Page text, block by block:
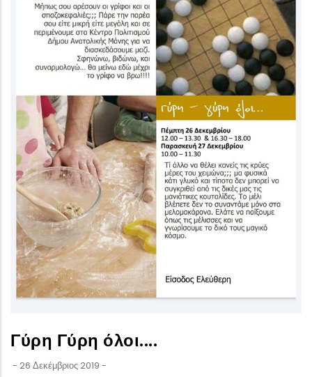
Γύρη Γύρη όλοι....
- 26 Δεκέμβριος 2019 -